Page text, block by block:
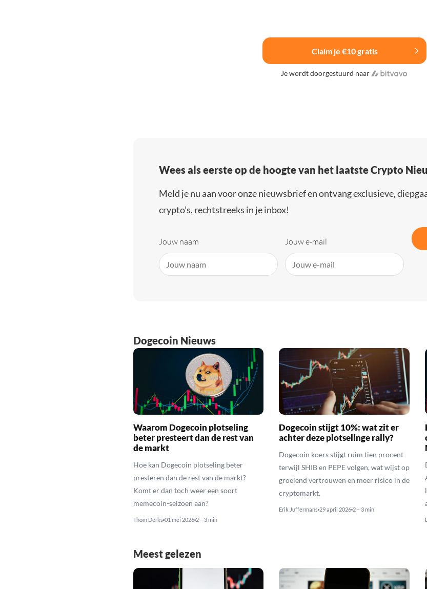
Claim je €10 gratis
Je wordt doorgestuurd naar
Wees als eerste op de hoogte van het laatste Crypto
Meld je nu aan voor onze nieuwsbrief en ontvang exclusieve,
crypto’s, rechtstreeks in je inbox!
Jouw naam Jouw e-mail
Dogecoin Nieuws
Waarom Dogecoin plotseling
beter presteert dan de rest van
de markt
Hoe kan Dogecoin plotseling beter
presteren dan de rest van de markt?
Komt er dan toch weer een soort
memecoin-seizoen aan?
Thom Derks 01 mei 2026 2 – 3 min
Dogecoin stijgt 10%: wat zit er
achter deze plotselinge rally?
Dogecoin koers stijgt ruim tien procent
terwijl SHIB en PEPE volgen, wat wijst op
groeiend vertrouwen en meer risico in de
cryptomarkt.
Erik Juffermans 29 april 2026 2 – 3 min
Meest gelezen